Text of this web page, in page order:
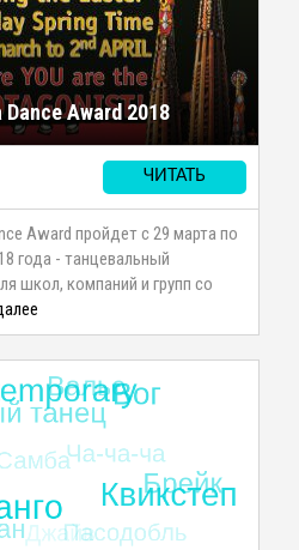
Award 2018
ЧИТАТЬ
Award пройдет с 29 марта по
года - танцевальный
школ, компаний и групп со